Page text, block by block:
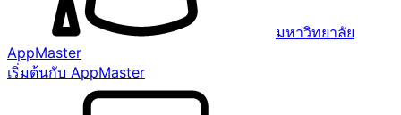
มหาวิทยาลัย
AppMaster
เริ่มต้นกับ AppMaster